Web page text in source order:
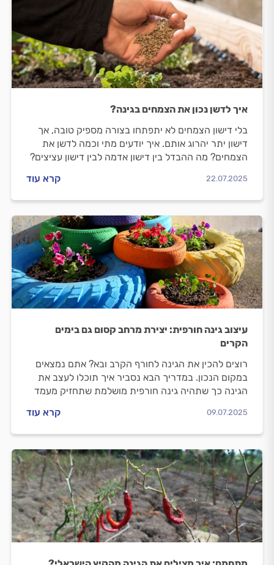
איך לדשן נכון את הצמחים בגינה?
בלי דישון הצמחים לא יתפתחו בצורה מספיק טובה, אך
דישון יתר יהרוג אותם. איך יודעים מתי וכמה לדשן את
הצמחים? מה ההבדל בין דישון אדמה לבין דישון עציצים?
אם אתם מטפחים את הגינה בעצמכם או נעזרים בגנן,
הנה כל מה שחשוב שתדעו, כדי שהגינה שלכם לא
22.07.2025 קרא עוד
עיצוב גינה חורפית: יצירת מרחב קסום גם בימים
הקרים
רוצים להכין את הגינה לחורף הקרב ובא? אתם נמצאים
במקום הנכון. במדריך הבא נסביר איך תוכלו לעצב את
הגינה כך שתהיה גינה חורפית מושלמת שתחזיק מעמד
09.07.2025 קרא עוד